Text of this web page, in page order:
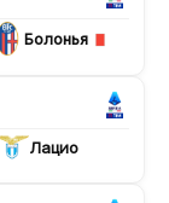
Болонья
Лацио